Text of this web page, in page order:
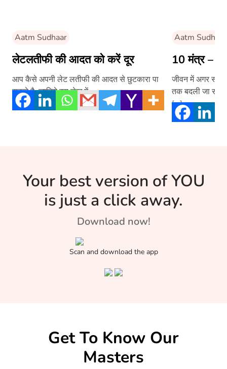
Aatm Sudhaar
लेटलतीफी की आदत को करें दूर
आप कैसे अपनी लेट लतीफी की आदत से छुटकारा पा
सकते है, जानिये इस लेख में-
Aatm Sudhaar
10 मंत्र –
जीवन में अगर सही
तक बदली जा
[…]
Your best version of YOU
is just a click away.
Download now!
Scan and download the app
Get To Know Our
Masters